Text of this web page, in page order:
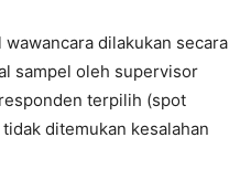
dilakukan secara
sampel oleh supervisor
terpilih (spot
ditemukan kesalahan